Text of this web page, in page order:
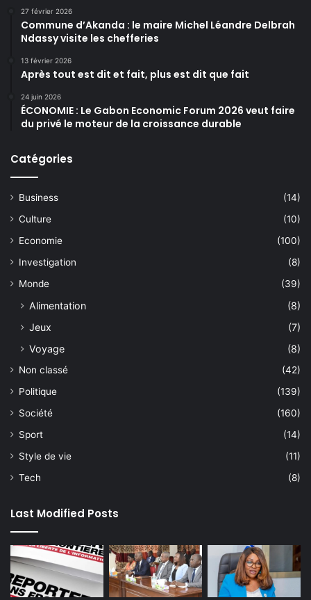
27 février 2026
Commune d’Akanda : le maire Michel Léandre Delbrah
Ndassy visite les chefferies
13 février 2026
Après tout est dit et fait, plus est dit que fait
24 juin 2026
ÉCONOMIE : Le Gabon Economic Forum 2026 veut faire
du privé le moteur de la croissance durable
Catégories
Business
(14)
Culture
(10)
Economie
(100)
Investigation
(8)
Monde
(39)
Alimentation
(8)
Jeux
(7)
Voyage
(8)
Non classé
(42)
Politique
(139)
Société
(160)
Sport
(14)
Style de vie
(11)
Tech
(8)
Last Modified Posts